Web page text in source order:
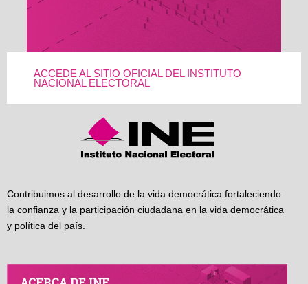
ACCEDE AL SITIO OFICIAL DEL INSTITUTO
NACIONAL ELECTORAL
Contribuimos al desarrollo de la vida democrática fortaleciendo
la confianza y la participación ciudadana en la vida democrática
y política del país.